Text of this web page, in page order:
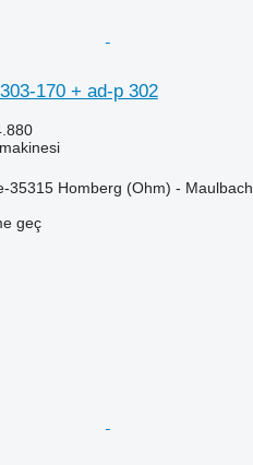
170 + ad-p 302
35315 Homberg (Ohm) - Maulbach
geç